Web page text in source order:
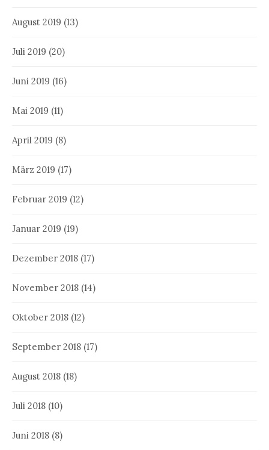
August 2019 (13)
Juli 2019 (20)
Juni 2019 (16)
Mai 2019 (11)
April 2019 (8)
März 2019 (17)
Februar 2019 (12)
Januar 2019 (19)
Dezember 2018 (17)
November 2018 (14)
Oktober 2018 (12)
September 2018 (17)
August 2018 (18)
Juli 2018 (10)
Juni 2018 (8)